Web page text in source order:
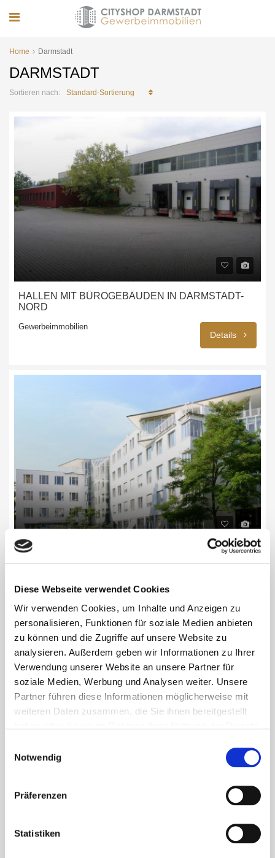
Diese Webseite verwendet Cookies
Wir verwenden Cookies, um Inhalte und Anzeigen zu
personalisieren, Funktionen für soziale Medien anbieten
zu können und die Zugriffe auf unsere Website zu
analysieren. Außerdem geben wir Informationen zu Ihrer
Verwendung unserer Website an unsere Partner für
soziale Medien, Werbung und Analysen weiter. Unsere
Partner führen diese Informationen möglicherweise mit
weiteren Daten zusammen, die Sie ihnen bereitgestellt
Notwendig
Präferenzen
Statistiken
Home Darmstadt
DARMSTADT
Sortieren nach: Standard-Sortierung
HALLEN MIT BÜROGEBÄUDEN IN DARMSTADT-
NORD
Gewerbeimmobilien
Details
LERNEN UND ARBEITEN IM
HOCHSCHULVIERTEL
Gewerbeimmobilien